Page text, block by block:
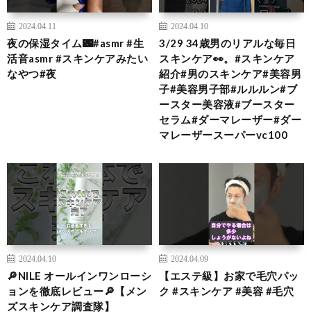
2024.04.11
夜の保湿タイム🌃#asmr #生
活音asmr #スキンケアみたい
なやつ#夜
2024.04.10
3/29 34歳男のリアルな毎日
スキンケア👀。#スキンケア
紹介#男のスキンケア#美容男
子#美容男子部#ルルルン#ブ
ースター美容液#ブースター
セラム#ダーマレーザー#ダー
マレーザースーパーvc100
2024.04.10
🔎NILE オールインワンローシ
ョンを徹底レビュー🔎【メン
ズスキンケア調査隊】
2024.04.09
【エステ級】お家で毛穴パッ
ク #スキンケア #美容 #毛穴